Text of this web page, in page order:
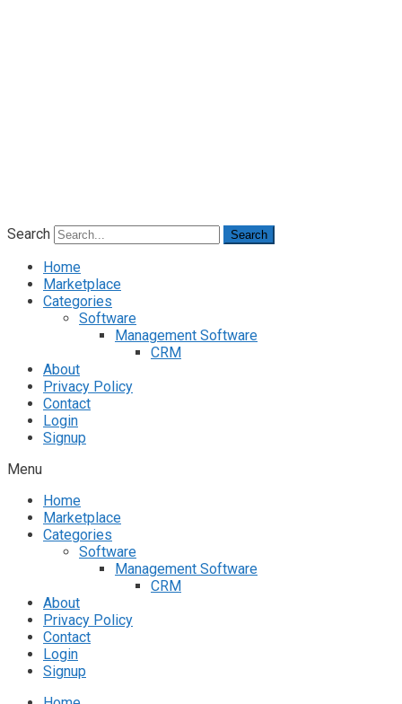
Search Search
Home
Marketplace
Categories
Software
Management Software
CRM
About
Privacy Policy
Contact
Login
Signup
Menu
Home
Marketplace
Categories
Software
Management Software
CRM
About
Privacy Policy
Contact
Login
Signup